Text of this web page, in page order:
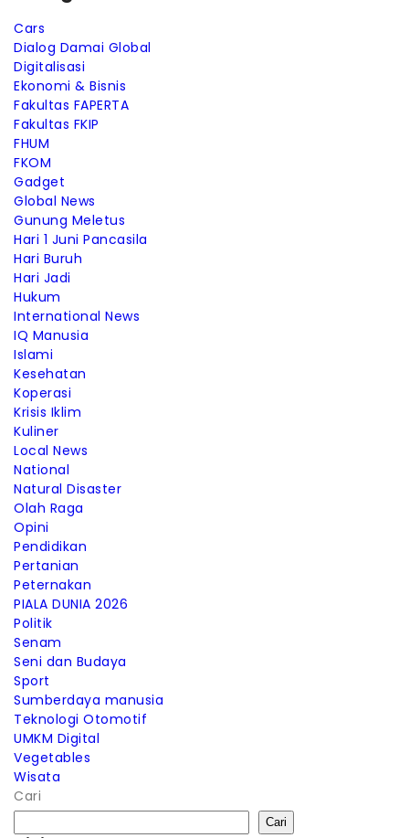
Cars
Dialog Damai Global
Digitalisasi
Ekonomi & Bisnis
Fakultas FAPERTA
Fakultas FKIP
FHUM
FKOM
Gadget
Global News
Gunung Meletus
Hari 1 Juni Pancasila
Hari Buruh
Hari Jadi
Hukum
International News
IQ Manusia
Islami
Kesehatan
Koperasi
Krisis Iklim
Kuliner
Local News
National
Natural Disaster
Olah Raga
Opini
Pendidikan
Pertanian
Peternakan
PIALA DUNIA 2026
Politik
Senam
Seni dan Budaya
Sport
Sumberdaya manusia
Teknologi Otomotif
UMKM Digital
Vegetables
Wisata
Cari
Cari